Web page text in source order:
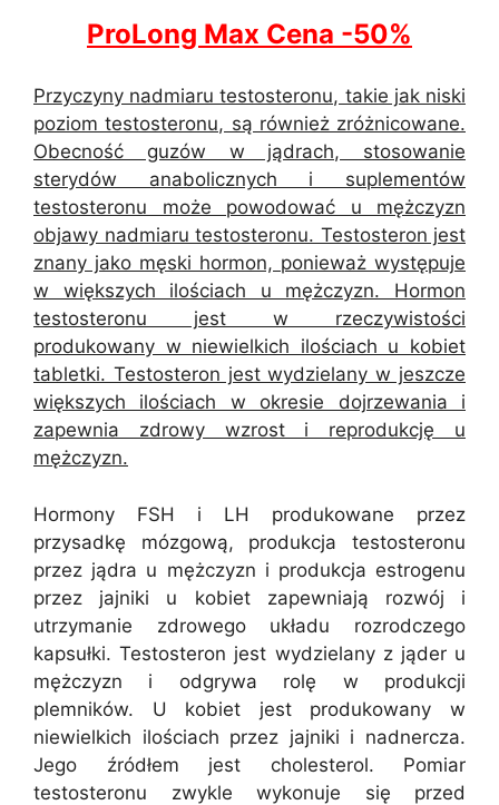
ProLong Max Cena -50%
Przyczyny nadmiaru testosteronu, takie jak niski
poziom testosteronu, są również zróżnicowane.
Obecność guzów w jądrach, stosowanie
sterydów anabolicznych i suplementów
testosteronu może powodować u mężczyzn
objawy nadmiaru testosteronu. Testosteron jest
znany jako męski hormon, ponieważ występuje
w większych ilościach u mężczyzn. Hormon
testosteronu jest w rzeczywistości
produkowany w niewielkich ilościach u kobiet
tabletki. Testosteron jest wydzielany w jeszcze
większych ilościach w okresie dojrzewania i
zapewnia zdrowy wzrost i reprodukcję u
mężczyzn.
Hormony FSH i LH produkowane przez
przysadkę mózgową, produkcja testosteronu
przez jądra u mężczyzn i produkcja estrogenu
przez jajniki u kobiet zapewniają rozwój i
utrzymanie zdrowego układu rozrodczego
kapsułki. Testosteron jest wydzielany z jąder u
mężczyzn i odgrywa rolę w produkcji
plemników. U kobiet jest produkowany w
niewielkich ilościach przez jajniki i nadnercza.
Jego źródłem jest cholesterol. Pomiar
testosteronu zwykle wykonuje się przed